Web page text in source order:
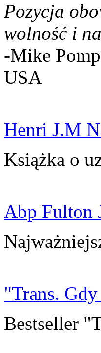
Pozycja
wolność i
-Mike
USA
Henri J.M
Książka o
Abp Fulton
"Trans.
Bestseller